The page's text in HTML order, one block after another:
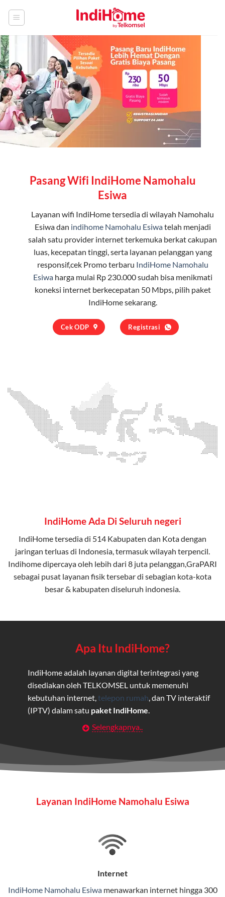
Pasang Wifi IndiHome Namohalu
Esiwa
Layanan wifi IndiHometersedia di wilayah Namohalu
Esiwa dan indihome Namohalu Esiwatelah menjadi
salah satu provider internet terkemuka berkat cakupan
luas, kecepatan tinggi, serta layanan pelanggan yang
responsif,cek Promo terbaru IndiHome Namohalu
Esiwaharga mulai Rp 230.000 sudah bisa menikmati
koneksi internet berkecepatan 50 Mbps, pilih paket
IndiHomesekarang.
Cek ODP Registrasi
IndiHome Ada Di Seluruh negeri
IndiHome tersedia di 514 Kabupaten dan Kota dengan
jaringan terluas di Indonesia, termasuk wilayah terpencil.
Indihome dipercaya oleh lebih dari 8 juta pelanggan,GraPARI
sebagai pusat layanan fisik tersebar di sebagian kota-kota
besar & kabupaten diseluruh indonesia.
Apa Itu IndiHome?
IndiHome adalah layanan digital terintegrasi yang
disediakan oleh TELKOMSEL untuk memenuhi
kebutuhan internet, telepon rumah , dan TV interaktif
(IPTV) dalam satu paket IndiHome
Layanan Wifi Indihome ini dirancang untuk
maupun individu yang membutuhkan konektivitas dan
hiburan berkualitas tinggi.
pengguna rumah dan bisnis.
stabil, dan memiliki berbagai pilihan paket IndiHome
Selengkapnya..
Layanan IndiHome Namohalu Esiwa
Internet
IndiHome Namohalu Esiwamenawarkan internethingga 300